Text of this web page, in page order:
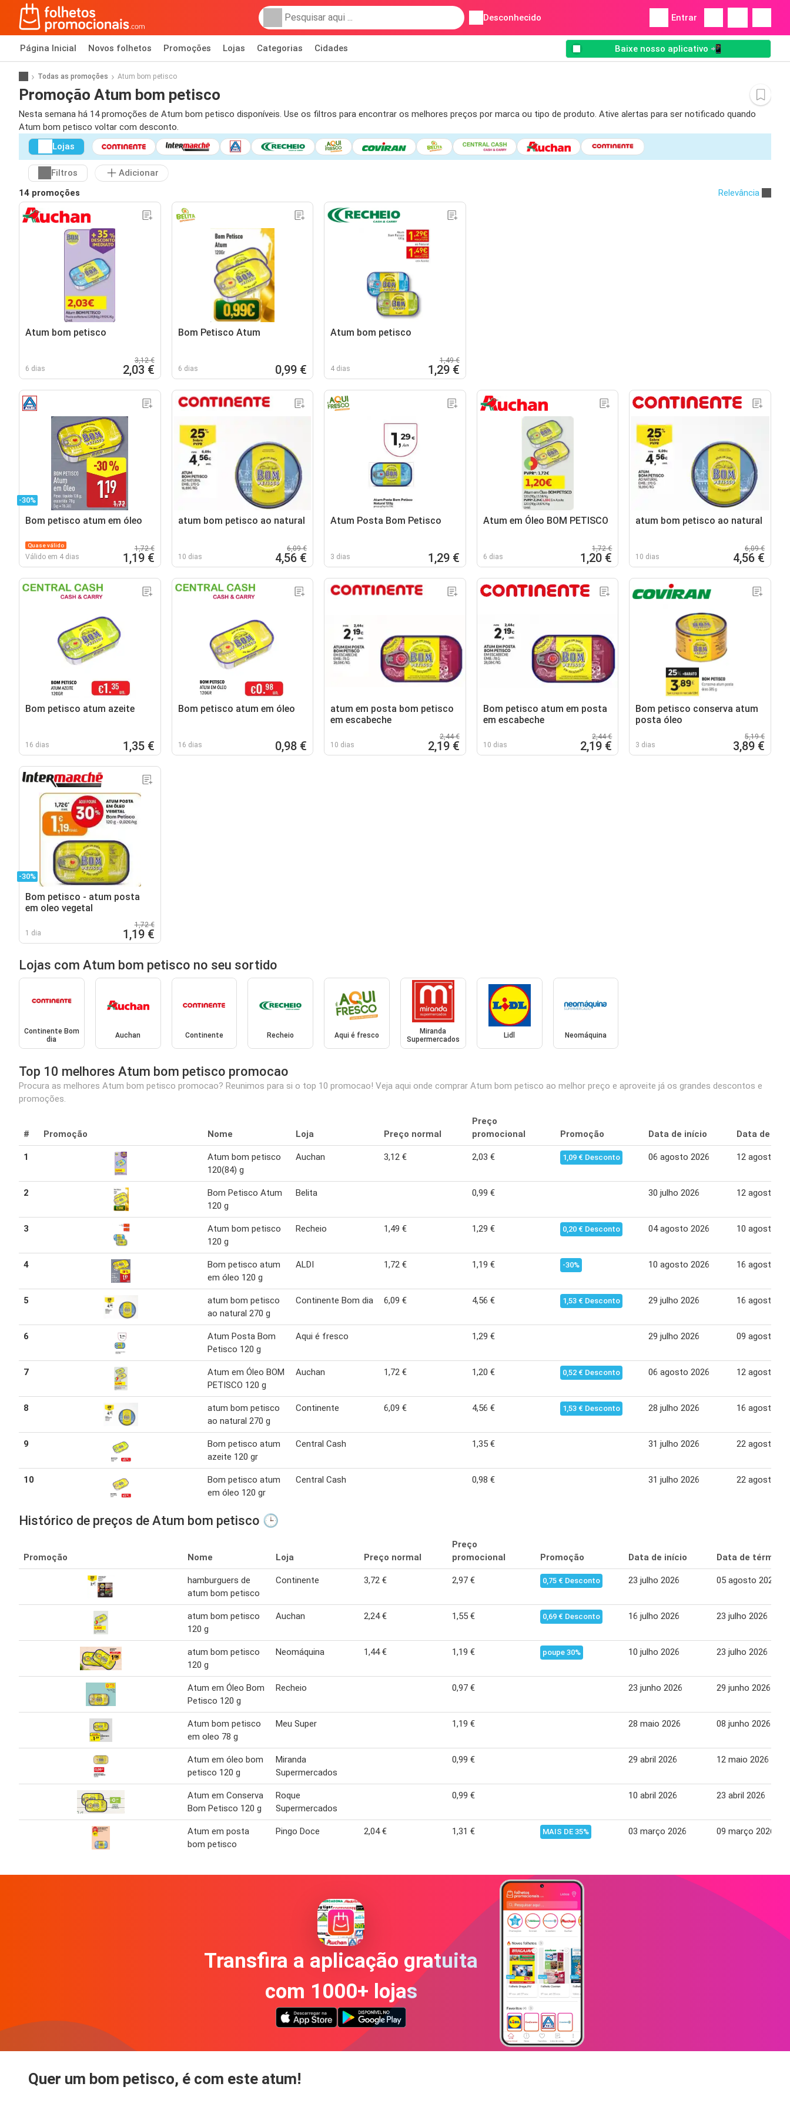
Desconhecido Entrar
Página Inicial Novos folhetos Promoções Lojas Categorias Cidades Baixe nosso aplicativo 📲
Todas as promoções Atum bom petisco
Promoção Atum bom petisco
Nesta semana há 14 promoções de Atum bom petisco disponíveis. Use os filtros para encontrar os melhores preços por marca ou tipo de produto. Ative alertas para ser notificado quando
Atum bom petisco voltar com desconto.
Lojas
Filtros
Adicionar
14 promoções
Relevância
Atum bom petisco
6 dias
3,12 €
2,03 €
Bom Petisco Atum
6 dias 0,99 €
Atum bom petisco
4 dias
1,49 €
1,29 €
-30%
Bom petisco atum em óleo
Quase válido
Válido em 4 dias
1,72 €
1,19 €
atum bom petisco ao natural
10 dias
6,09 €
4,56 €
Atum Posta Bom Petisco
3 dias 1,29 €
Atum em Óleo BOM PETISCO
6 dias
1,72 €
1,20 €
atum bom petisco ao natural
10 dias
6,09 €
4,56 €
Bom petisco atum azeite
16 dias 1,35 €
Bom petisco atum em óleo
16 dias 0,98 €
atum em posta bom petisco
em escabeche
10 dias
2,44 €
2,19 €
Bom petisco atum em posta
em escabeche
10 dias
2,44 €
2,19 €
Bom petisco conserva atum
posta óleo
3 dias
5,19 €
3,89 €
-30%
Bom petisco - atum posta
em oleo vegetal
1 dia
1,72 €
1,19 €
Lojas com Atum bom petisco no seu sortido
Continente Bom
dia
Auchan Continente Recheio Aqui é fresco
Miranda
Supermercados
Lidl Neomáquina
Top 10 melhores Atum bom petisco promocao
Procura as melhores Atum bom petisco promocao? Reunimos para si o top 10 promocao! Veja aqui onde comprar Atum bom petisco ao melhor preço e aproveite já os grandes descontos e
promoções.
# Promoção Nome Loja Preço normal
Preço
promocional
Promoção Data de início Data de
1
Atum bom petisco
120(84) g
Auchan 3,12 € 2,03 € 1,09 € Desconto 06 agosto 2026 12 agosto
2
Bom Petisco Atum
120 g
Belita 0,99 € 30 julho 2026 12 agosto
3
Atum bom petisco
120 g
Recheio 1,49 € 1,29 € 0,20 € Desconto 04 agosto 2026 10 agosto
4
Bom petisco atum
em óleo 120 g
ALDI 1,72 € 1,19 € -30% 10 agosto 2026 16 agosto
5
atum bom petisco
ao natural 270 g
Continente Bom dia 6,09 € 4,56 € 1,53 € Desconto 29 julho 2026 16 agosto
6
Atum Posta Bom
Petisco 120 g
Aqui é fresco 1,29 € 29 julho 2026 09 agosto
7
Atum em Óleo BOM
PETISCO 120 g
Auchan 1,72 € 1,20 € 0,52 € Desconto 06 agosto 2026 12 agosto
8
atum bom petisco
ao natural 270 g
Continente 6,09 € 4,56 € 1,53 € Desconto 28 julho 2026 16 agosto
9
Bom petisco atum
azeite 120 gr
Central Cash 1,35 € 31 julho 2026 22 agosto
10
Bom petisco atum
em óleo 120 gr
Central Cash 0,98 € 31 julho 2026 22 agosto
Histórico de preços de Atum bom petisco 🕒
Promoção Nome Loja Preço normal
Preço
promocional
Promoção Data de início Data de término
hamburguers de
atum bom petisco
Continente 3,72 € 2,97 € 0,75 € Desconto 23 julho 2026 05 agosto 2026
atum bom petisco
120 g
Auchan 2,24 € 1,55 € 0,69 € Desconto 16 julho 2026 23 julho 2026
atum bom petisco
120 g
Neomáquina 1,44 € 1,19 € poupe 30% 10 julho 2026 23 julho 2026
Atum em Óleo Bom
Petisco 120 g
Recheio 0,97 € 23 junho 2026 29 junho 2026
Atum bom petisco
em oleo 78 g
Meu Super 1,19 € 28 maio 2026 08 junho 2026
Atum em óleo bom
petisco 120 g
Miranda
Supermercados
0,99 € 29 abril 2026 12 maio 2026
Atum em Conserva
Bom Petisco 120 g
Roque
Supermercados
0,99 € 10 abril 2026 23 abril 2026
Atum em posta
bom petisco
Pingo Doce 2,04 € 1,31 € MAIS DE 35% 03 março 2026 09 março 2026
Transfira a aplicação gratuita
com 1000+ lojas
Quer um bom petisco, é com este atum!